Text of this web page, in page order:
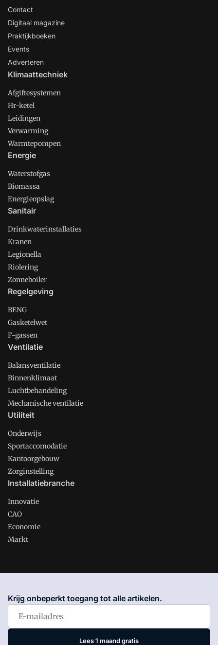
Contact
Digitaal magazine
Praktijkboeken
Events
Adverteren
Klimaattechniek
Afgiftesystemen
Hr-ketel
Leidingen
Verwarming
Warmtepompen
Energie
Waterstofgas
Biomassa
Energieopslag
Sanitair
Drinkwaterinstallaties
Kranen
Legionella
Riolering
Zonneboiler
Regelgeving
BENG
Gasketelwet
F-gassen
Ventilatie
Balansventilatie
Binnenklimaat
Luchtbehandeling
Mechanische ventilatie
Utiliteit
Onderwijs
Sportaccomodatie
Kantoorgebouw
Zorginstelling
Installatiebranche
Innovatie
CAO
Economie
Markt
waar VMN media voor staat. Op gebruik van deze site zijn de
volgende regelingen van toepassing:Algemene Voorwaarden
Privacy en Cookie beleid
Krijg onbeperkt toegang tot alle artikelen.
Lees 1 maand gratis